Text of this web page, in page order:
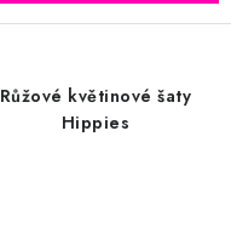
Růžové květinové šaty
Hippies